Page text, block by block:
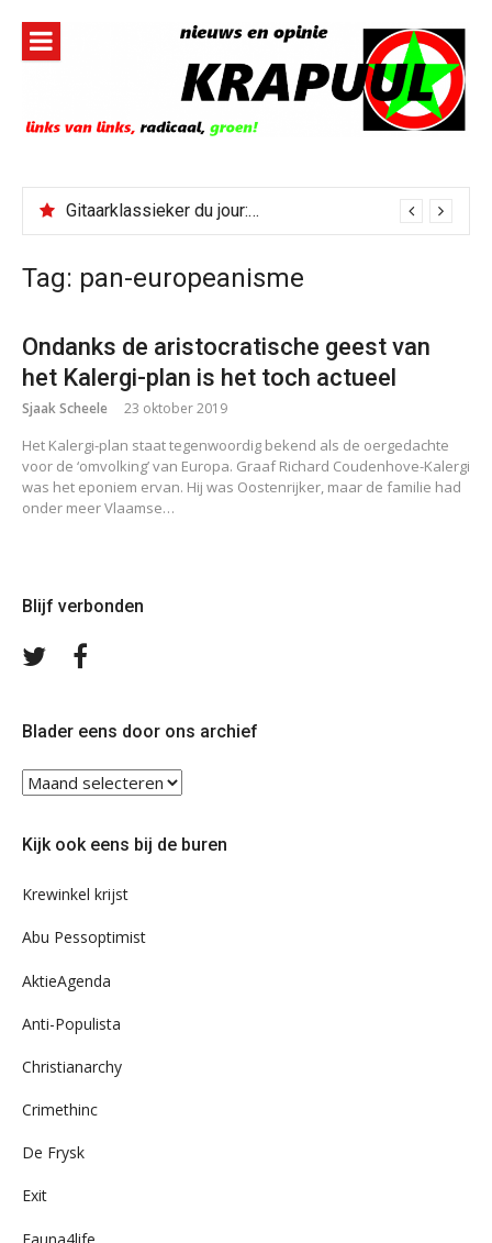
inhoud
Gitaarklassieker du jour: Paris, Texas/Cold Was The Night, Hard Was The Ground
Tag: pan-europeanisme
Ondanks de aristocratische geest van
het Kalergi-plan is het toch actueel
Sjaak Scheele 23 oktober 2019
Het Kalergi-plan staat tegenwoordig bekend als de oergedachte
voor de ‘omvolking’ van Europa. Graaf Richard Coudenhove-Kalergi
was het eponiem ervan. Hij was Oostenrijker, maar de familie had
onder meer Vlaamse…
Blijf verbonden
Volg
Blader eens door ons archief
Blader
ons
Kijk ook eens bij de buren
Krewinkel krijst
Abu Pessoptimist
AktieAgenda
Anti-Populista
Christianarchy
Crimethinc
De Frysk
Exit
Fauna4life